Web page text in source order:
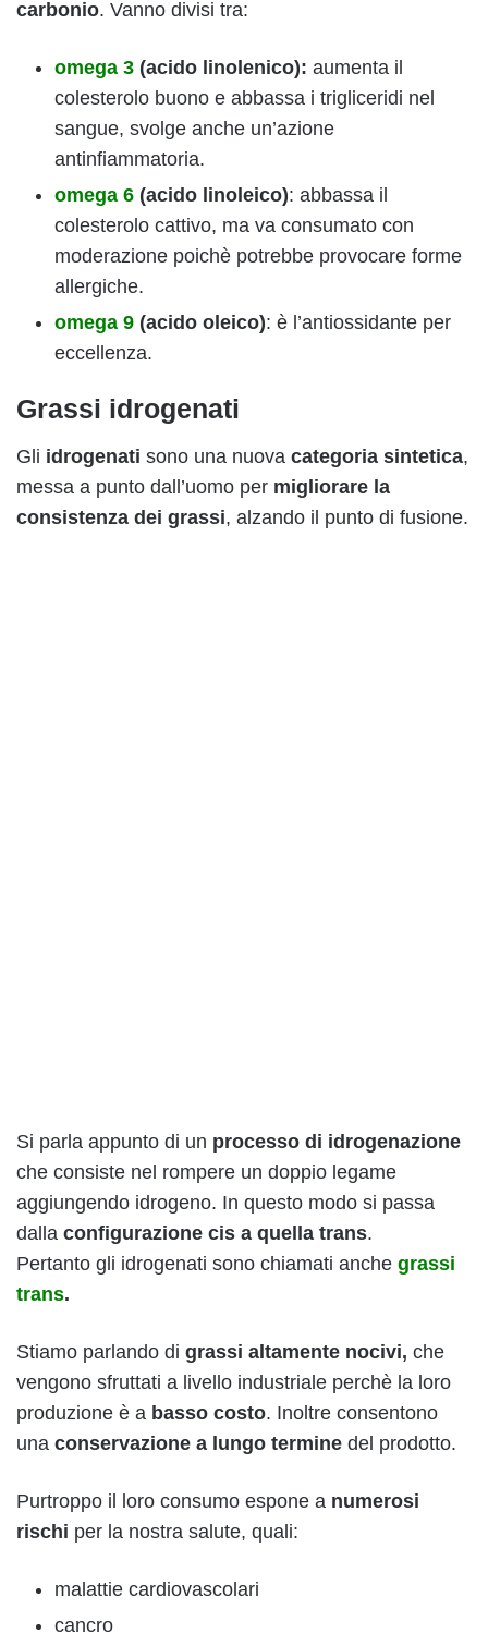
carbonio. Vanno divisi tra:
omega 3 (acido linolenico): aumenta il
colesterolo buono e abbassa i trigliceridi nel
sangue, svolge anche un’azione
antinfiammatoria.
omega 6 (acido linoleico): abbassa il
colesterolo cattivo, ma va consumato con
moderazione poichè potrebbe provocare forme
allergiche.
omega 9 (acido oleico): è l’antiossidante per
eccellenza.
Grassi idrogenati
Gli idrogenati sono una nuova categoria sintetica,
messa a punto dall’uomo per migliorare la
consistenza dei grassi, alzando il punto di fusione.
Si parla appunto di un processo di idrogenazione
che consiste nel rompere un doppio legame
aggiungendo idrogeno. In questo modo si passa
dalla configurazione cis a quella trans.
Pertanto gli idrogenati sono chiamati anche grassi
trans.
Stiamo parlando di grassi altamente nocivi, che
vengono sfruttati a livello industriale perchè la loro
produzione è a basso costo. Inoltre consentono
una conservazione a lungo termine del prodotto.
Purtroppo il loro consumo espone a numerosi
rischi per la nostra salute, quali:
malattie cardiovascolari
cancro